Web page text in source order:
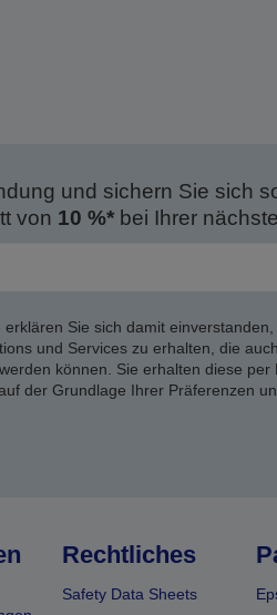
und sichern Sie sich
von 10 %*bei Ihrer
Sie sich damit
und Services zu erhalten, die
können. Sie erhalten diese
der Grundlage Ihrer Präferenzen
Rechtliches
Safety Data Sheets